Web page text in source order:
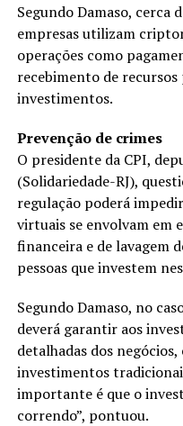
Segundo Damaso, cerca
empresas utilizam
operações como
recebimento de
investimentos.
Prevenção de crimes
O presidente da CPI,
(Solidariedade-RJ),
regulação poderá
virtuais se envolvam em
financeira e de lavagem
pessoas que investem
Segundo Damaso, no
deverá garantir aos
detalhadas dos
investimentos
importante é que o
correndo”, pontuou.